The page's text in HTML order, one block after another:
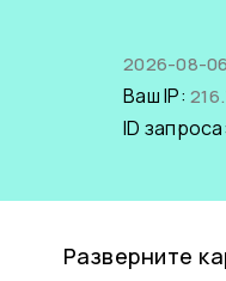
2026-08-
Ваш IP:
ID запроса:
Разверните